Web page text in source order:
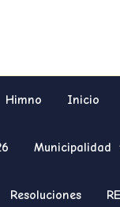
Himno Inicio
Municipalidad
Resoluciones